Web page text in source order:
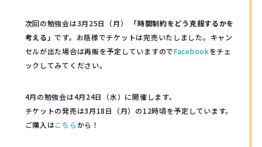
次回の勉強会は3月25日（月）
「時間制約をどう克服するかを
考える」です。お蔭様でチケットは完売いたしました。キャン
セルが出た場合は再販を予定していますのでFacebookをチェ
ックしてみてください。
4月の勉強会は4月24日（水）に開催します。
チケットの発売は3月18日（月）の12時頃を予定しています。
ご購入はこちらから！